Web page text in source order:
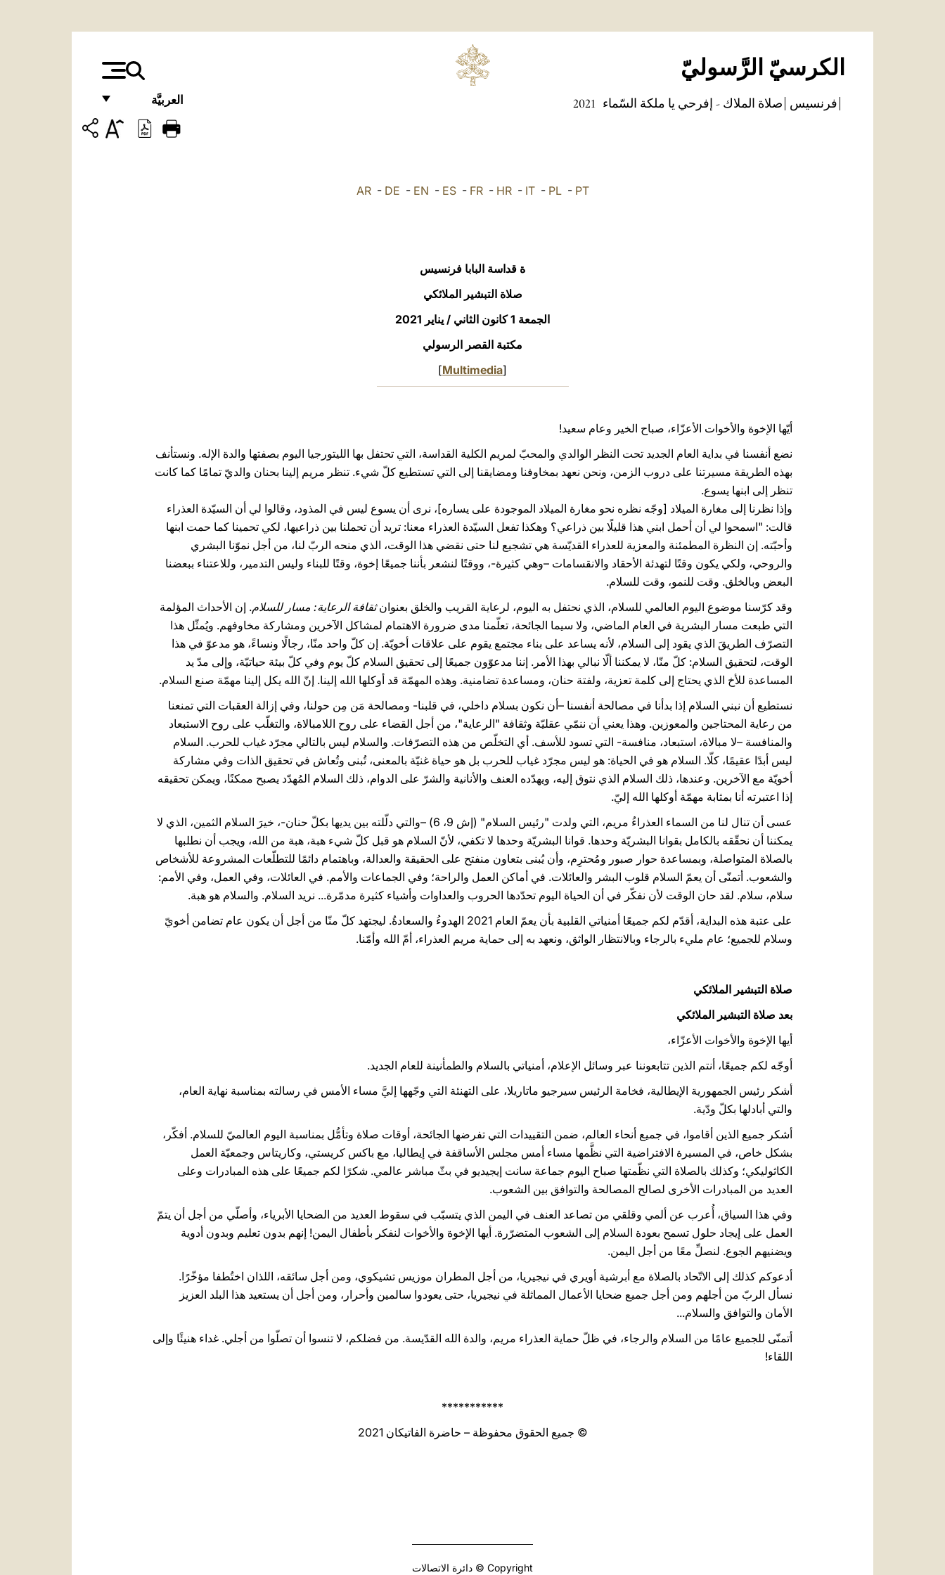
الكرسيّ الرَّسوليّ
العربيَّة
FRANÇAIS
فرنسيس صلاة الملاك - إفرحي يا ملكة السّماء 2021
AR- DE - EN - ES- FR- HR- IT- PL- PT
ة قداسة البابا فرنسيس
صلاة التبشير الملائكي
الجمعة 1 كانون الثاني / يناير 2021
مكتبة القصر الرسولي
[
Multimedia
]
أيّها الإخوة والأخوات الأعزّاء، صباح الخير وعام سعيد!
نضع أنفسنا في بداية العام الجديد تحت النظر الوالدي والمحبّ لمريم الكلية القداسة، التي تحتفل بها الليتورجيا اليوم بصفتها والدة الإله. ونستأنف
بهذه الطريقة مسيرتنا على دروب الزمن، ونحن نعهد بمخاوفنا ومضايقنا إلى التي تستطيع كلّ شيء. تنظر مريم إلينا بحنان والديّ تمامًا كما كانت
تنظر إلى ابنها يسوع.
وإذا نظرنا إلى مغارة الميلاد [وجّه نظره نحو مغارة الميلاد الموجودة على يساره]، نرى أن يسوع ليس في المذود، وقالوا لي أن السيّدة العذراء
قالت: "اسمحوا لي أن أحمل ابني هذا قليلًا بين ذراعي؟ وهكذا تفعل السيّدة العذراء معنا: تريد أن تحملنا بين ذراعيها، لكي تحمينا كما حمت ابنها
وأحبّته. إن النظرة المطمئنة والمعزية للعذراء القديّسة هي تشجيع لنا حتى نقضي هذا الوقت، الذي منحه الربّ لنا، من أجل نموّنا البشري
والروحي، ولكي يكون وقتًا لتهدئة الأحقاد والانقسامات –وهي كثيرة-، ووقتًا لنشعر بأننا جميعًا إخوة، وقتًا للبناء وليس التدمير، وللاعتناء ببعضنا
البعض وبالخلق. وقت للنمو، وقت للسلام.
وقد كرّسنا موضوع اليوم العالمي للسلام، الذي نحتفل به اليوم، لرعاية القريب والخلق بعنوانثقافة الرعاية: مسار للسلام. إن الأحداث المؤلمة
التي طبعت مسار البشرية في العام الماضي، ولا سيما الجائحة، تعلّمنا مدى ضرورة الاهتمام لمشاكل الآخرين ومشاركة مخاوفهم. ويُمثّل هذا
التصرّف الطريقَ الذي يقود إلى السلام، لأنه يساعد على بناء مجتمع يقوم على علاقات أخويّة. إن كلّ واحد منّا، رجالًا ونساءً، هو مدعوّ في هذا
الوقت، لتحقيق السلام: كلّ منّا، لا يمكننا ألّا نبالي بهذا الأمر. إننا مدعوّون جميعًا إلى تحقيق السلام كلّ يوم وفي كلّ بيئة حياتيّة، وإلى مدّ يد
المساعدة للأخ الذي يحتاج إلى كلمة تعزية، ولفتة حنان، ومساعدة تضامنية. وهذه المهمّة قد أوكلها الله إلينا. إنّ الله يكل إلينا مهمّة صنع السلام.
نستطيع أن نبني السلام إذا بدأنا في مصالحة أنفسنا –أن نكون بسلام داخلي، في قلبنا- ومصالحة مَن مِن حولنا، وفي إزالة العقبات التي تمنعنا
من رعاية المحتاجين والمعوزين. وهذا يعني أن ننمّي عقليّة وثقافة "الرعاية"، من أجل القضاء على روح اللامبالاة، والتغلّب على روح الاستبعاد
والمنافسة –لا مبالاة، استبعاد، منافسة- التي تسود للأسف. أي التخلّص من هذه التصرّفات. والسلام ليس بالتالي مجرّد غياب للحرب. السلام
ليس أبدًا عقيمًا، كلّا. السلام هو في الحياة: هو ليس مجرّد غياب للحرب بل هو حياة غنيّة بالمعنى، تُبنى وتُعاش في تحقيق الذات وفي مشاركة
أخويّة مع الآخرين. وعندها، ذلك السلام الذي نتوق إليه، ويهدّده العنف والأنانية والشرّ على الدوام، ذلك السلام المُهدّد يصبح ممكنًا، ويمكن تحقيقه
إذا اعتبرته أنا بمثابة مهمّة أوكلها الله إليّ.
عسى أن تنال لنا من السماء العذراءُ مريم، التي ولدت "رئيس السلام" (إش 9، 6) –والتي دلّلته بين يديها بكلّ حنان-، خيرَ السلام الثمين، الذي لا
يمكننا أن نحقّقه بالكامل بقوانا البشريّة وحدها. قوانا البشريّة وحدها لا تكفي، لأنّ السلام هو قبل كلّ شيء هبة، هبة من الله، ويجب أن نطلبها
بالصلاة المتواصلة، وبمساعدة حوار صبور ومُحترِم، وأن يُبنى بتعاون منفتح على الحقيقة والعدالة، وباهتمام دائمًا للتطلّعات المشروعة للأشخاص
والشعوب. أتمنّى أن يعمّ السلام قلوب البشر والعائلات. في أماكن العمل والراحة؛ وفي الجماعات والأمم. في العائلات، وفي العمل، وفي الأمم:
سلام، سلام. لقد حان الوقت لأن نفكّر في أن الحياة اليوم تحدّدها الحروب والعداوات وأشياء كثيرة مدمّرة... نريد السلام. والسلام هو هبة.
على عتبة هذه البداية، أقدّم لكم جميعًا أمنياتي القلبية بأن يعمّ العام 2021 الهدوءُ والسعادةُ. ليجتهد كلّ منّا من أجل أن يكون عام تضامن أخويّ
وسلام للجميع؛ عام مليء بالرجاء وبالانتظار الواثق، ونعهد به إلى حماية مريم العذراء، أمّ الله وأمّنا.
صلاة التبشير الملائكي
بعد صلاة التبشير الملائكي
أيها الإخوة والأخوات الأعزّاء،
أوجّه لكم جميعًا، أنتم الذين تتابعوننا عبر وسائل الإعلام، أمنياتي بالسلام والطمأنينة للعام الجديد.
أشكر رئيس الجمهورية الإيطالية، فخامة الرئيس سيرجيو ماتاريلا، على التهنئة التي وجّهها إليَّ مساء الأمس في رسالته بمناسبة نهاية العام،
والتي أبادلها بكلّ ودّية.
أشكر جميع الذين أقاموا، في جميع أنحاء العالم، ضمن التقييدات التي تفرضها الجائحة، أوقات صلاة وتأمُّل بمناسبة اليوم العالميّ للسلام. أفكّر،
بشكل خاص، في المسيرة الافتراضية التي نظَّمها مساء أمس مجلس الأساقفة في إيطاليا، مع باكس كريستي، وكاريتاس وجمعيّة العمل
الكاثوليكي؛ وكذلك بالصلاة التي نظّمتها صباح اليوم جماعة سانت إيجيديو في بثّ مباشر عالمي. شكرًا لكم جميعًا على هذه المبادرات وعلى
العديد من المبادرات الأخرى لصالح المصالحة والتوافق بين الشعوب.
وفي هذا السياق، أُعرب عن ألمي وقلقي من تصاعد العنف في اليمن الذي يتسبّب في سقوط العديد من الضحايا الأبرياء، وأصلّي من أجل أن يتمّ
العمل على إيجاد حلول تسمح بعودة السلام إلى الشعوب المتضرّرة. أيها الإخوة والأخوات لنفكر بأطفال اليمن! إنهم بدون تعليم وبدون أدوية
ويضنيهم الجوع. لنصلِّ معًا من أجل اليمن.
أدعوكم كذلك إلى الاتّحاد بالصلاة مع أبرشية أويري في نيجيريا، من أجل المطران موزيس تشيكوي، ومن أجل سائقه، اللذان اختُطفا مؤخّرًا.
نسأل الربّ من أجلهم ومن أجل جميع ضحايا الأعمال المماثلة في نيجيريا، حتى يعودوا سالمين وأحرار، ومن أجل أن يستعيد هذا البلد العزيز
الأمان والتوافق والسلام...
أتمنّى للجميع عامًا من السلام والرجاء، في ظلّ حماية العذراء مريم، والدة الله القدّيسة. من فضلكم، لا تنسوا أن تصلّوا من أجلي. غداء هنيئًا وإلى
اللقاء!
***********
© جميع الحقوق محفوظة – حاضرة الفاتيكان 2021
Copyright © دائرة الاتصالات